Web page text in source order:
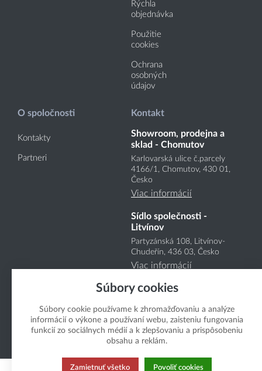
Rýchla
objednávka
Použitie
cookies
Ochrana
osobných
údajov
O spoločnosti
Kontakty
Partneri
Kontakt
Showroom, prodejna a
sklad - Chomutov
Karlovarská ulice č.parcely
4166/1, Chomutov, 430 01,
Česko
Viac informácií
Sídlo společnosti -
Litvínov
Partyzánská 108, Litvínov-
Chudeřín, 436 03, Česko
Viac informácií
Copyright Boukal.SK 2026
Súbory cookies
Súbory cookie používame k zhromažďovaniu a analýze
informácií o výkone a používaní webu, zaisteniu fungovania
funkcií zo sociálnych médií a k zlepšovaniu a prispôsobeniu
obsahu a reklám.
Zamietnuť všetko Povoliť cookies